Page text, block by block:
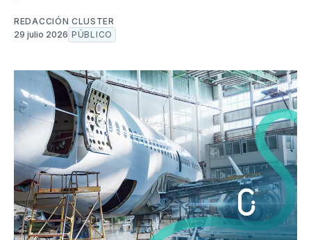
REDACCIÓN CLUSTER
29 julio 2026 PÚBLICO